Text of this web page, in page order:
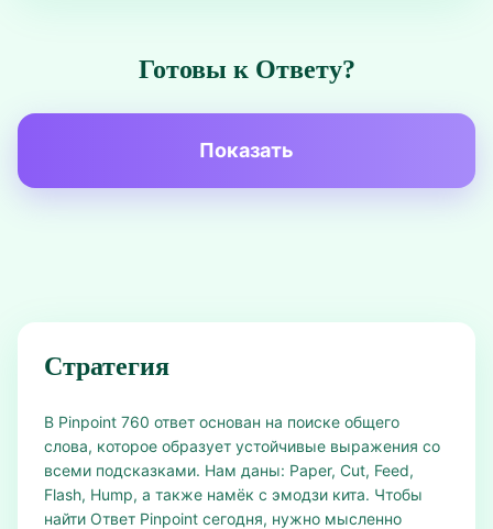
Готовы к Ответу?
Показать
Стратегия
В Pinpoint 760 ответ основан на поиске общего
слова, которое образует устойчивые выражения со
всеми подсказками. Нам даны: Paper, Cut, Feed,
Flash, Hump, а также намёк с эмодзи кита. Чтобы
найти Ответ Pinpoint сегодня, нужно мысленно